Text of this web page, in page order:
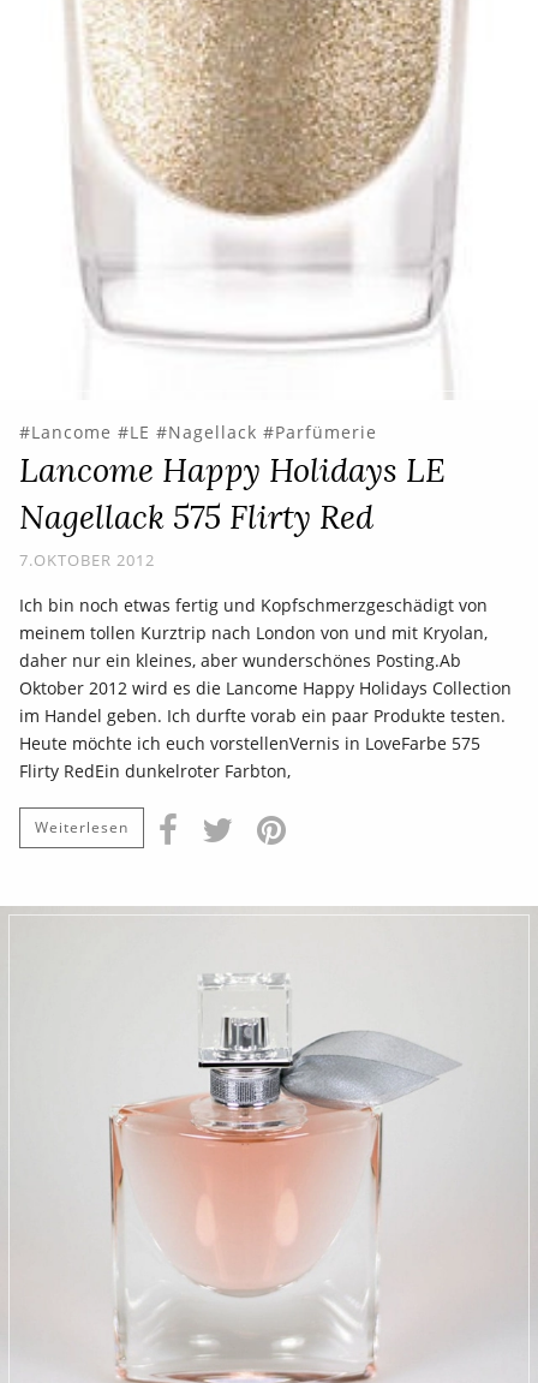
Lancome LE Nagellack Parfümerie
Lancome Happy Holidays LE
Nagellack 575 Flirty Red
7.OKTOBER 2012
Ich bin noch etwas fertig und Kopfschmerzgeschädigt von
meinem tollen Kurztrip nach London von und mit Kryolan,
daher nur ein kleines, aber wunderschönes Posting.Ab
Oktober 2012 wird es die Lancome Happy Holidays Collection
im Handel geben. Ich durfte vorab ein paar Produkte testen.
Heute möchte ich euch vorstellenVernis in LoveFarbe 575
Flirty RedEin dunkelroter Farbton,
Weiterlesen